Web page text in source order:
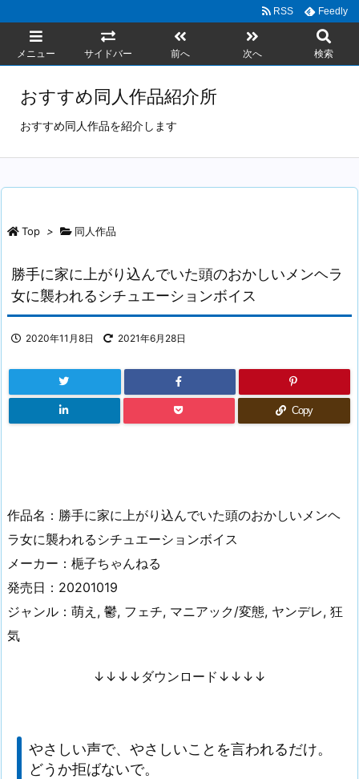
メニュー サイドバー 前へ 次へ 検索
RSS Feedly
おすすめ同人作品紹介所
おすすめ同人作品を紹介します
Top > 同人作品
勝手に家に上がり込んでいた頭のおかしいメンヘラ
女に襲われるシチュエーションボイス
2020年11月8日 2021年6月28日
Copy
作品名：勝手に家に上がり込んでいた頭のおかしいメンヘ
ラ女に襲われるシチュエーションボイス
メーカー：梔子ちゃんねる
発売日：20201019
ジャンル：萌え, 鬱, フェチ, マニアック/変態, ヤンデレ, 狂
気
↓↓↓↓ダウンロード↓↓↓↓
やさしい声で、やさしいことを言われるだけ。
どうか拒ばないで。